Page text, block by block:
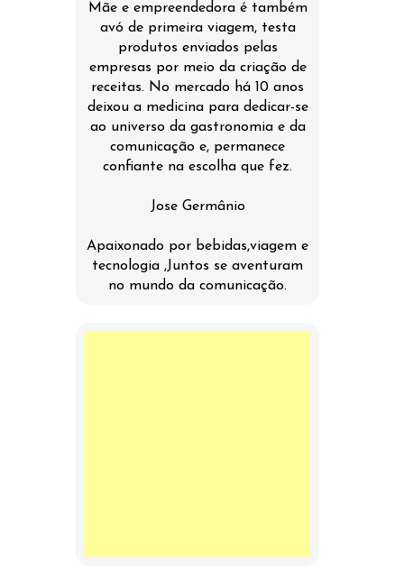
Mãe e empreendedora é também
avó de primeira viagem, testa
produtos enviados pelas
empresas por meio da criação de
receitas. No mercado há 10 anos
deixou a medicina para dedicar-se
ao universo da gastronomia e da
comunicação e, permanece
confiante na escolha que fez.
Jose Germânio
Apaixonado por bebidas,viagem e
tecnologia ,Juntos se aventuram
no mundo da comunicação.